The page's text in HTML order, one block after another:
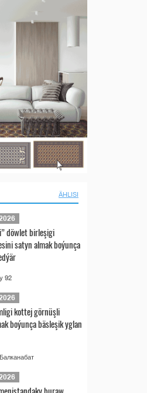
ÄHLISI
döwlet birleşigi
satyn almak boýunça
92
kottej görnüşli
boýunça bäsleşik yglan